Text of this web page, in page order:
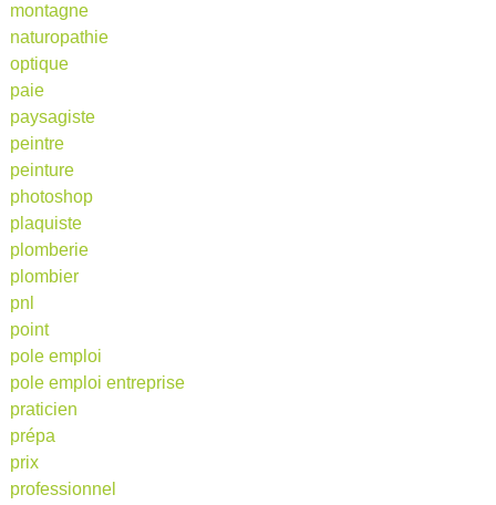
montagne
naturopathie
optique
paie
paysagiste
peintre
peinture
photoshop
plaquiste
plomberie
plombier
pnl
point
pole emploi
pole emploi entreprise
praticien
prépa
prix
professionnel